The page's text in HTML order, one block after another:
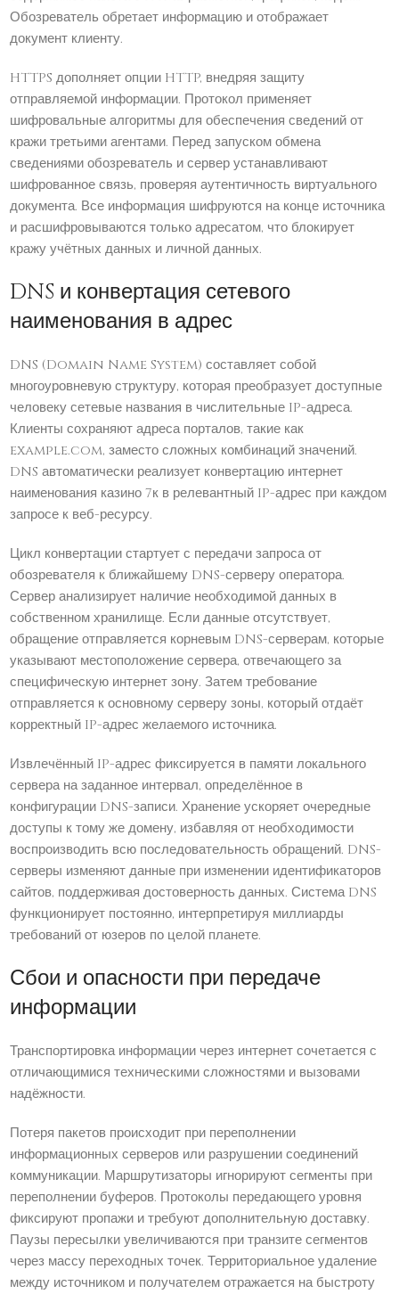
Обозреватель обретает информацию и отображает
документ клиенту.
HTTPS дополняет опции HTTP, внедряя защиту
отправляемой информации. Протокол применяет
шифровальные алгоритмы для обеспечения сведений от
кражи третьими агентами. Перед запуском обмена
сведениями обозреватель и сервер устанавливают
шифрованное связь, проверяя аутентичность виртуального
документа. Все информация шифруются на конце источника
и расшифровываются только адресатом, что блокирует
кражу учётных данных и личной данных.
DNS и конвертация сетевого
наименования в адрес
DNS (Domain Name System) составляет собой
многоуровневую структуру, которая преобразует доступные
человеку сетевые названия в числительные IP-адреса.
Клиенты сохраняют адреса порталов, такие как
example.com, заместо сложных комбинаций значений.
DNS автоматически реализует конвертацию интернет
наименования казино 7к в релевантный IP-адрес при каждом
запросе к веб-ресурсу.
Цикл конвертации стартует с передачи запроса от
обозревателя к ближайшему DNS-серверу оператора.
Сервер анализирует наличие необходимой данных в
собственном хранилище. Если данные отсутствует,
обращение отправляется корневым DNS-серверам, которые
указывают местоположение сервера, отвечающего за
специфическую интернет зону. Затем требование
отправляется к основному серверу зоны, который отдаёт
корректный IP-адрес желаемого источника.
Извлечённый IP-адрес фиксируется в памяти локального
сервера на заданное интервал, определённое в
конфигурации DNS-записи. Хранение ускоряет очередные
доступы к тому же домену, избавляя от необходимости
воспроизводить всю последовательность обращений. DNS-
серверы изменяют данные при изменении идентификаторов
сайтов, поддерживая достоверность данных. Система DNS
функционирует постоянно, интерпретируя миллиарды
требований от юзеров по целой планете.
Сбои и опасности при передаче
информации
Транспортировка информации через интернет сочетается с
отличающимися техническими сложностями и вызовами
надёжности.
Потеря пакетов происходит при переполнении
информационных серверов или разрушении соединений
коммуникации. Маршрутизаторы игнорируют сегменты при
переполнении буферов. Протоколы передающего уровня
фиксируют пропажи и требуют дополнительную доставку.
Паузы пересылки увеличиваются при транзите сегментов
через массу переходных точек. Территориальное удаление
между источником и получателем отражается на быстроту